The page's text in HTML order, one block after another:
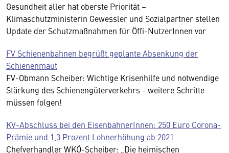
Gesundheit aller hat oberste Priorität –
Klimaschutzministerin Gewessler und Sozialpartner stellen
Update der Schutzmaßnahmen für Öffi-NutzerInnen vor
FV Schienenbahnen begrüßt geplante Absenkung der
Schienenmaut
FV-Obmann Scheiber: Wichtige Krisenhilfe und notwendige
Stärkung des Schienengüterverkehrs - weitere Schritte
müssen folgen!
KV-Abschluss bei den EisenbahnerInnen: 250 Euro Corona-
Prämie und 1,3 Prozent Lohnerhöhung ab 2021
Chefverhandler WKÖ-Scheiber: „Die heimischen